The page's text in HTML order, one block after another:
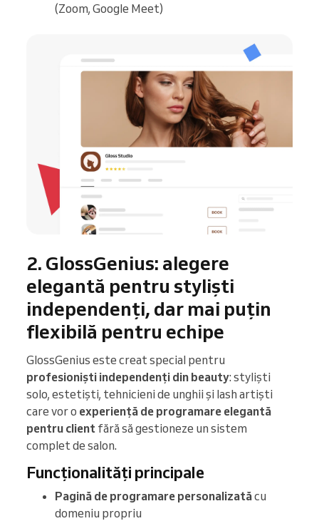
(Zoom, Google Meet)
2. GlossGenius: alegere
elegantă pentru styliști
independenți, dar mai puțin
flexibilă pentru echipe
GlossGenius este creat special pentru
profesioniști independenți din beauty: styliști
solo, estetiști, tehnicieni de unghii și lash artiști
care vor o experiență de programare elegantă
pentru client fără să gestioneze un sistem
complet de salon.
Funcționalități principale
Pagină de programare personalizatăcu
domeniu propriu